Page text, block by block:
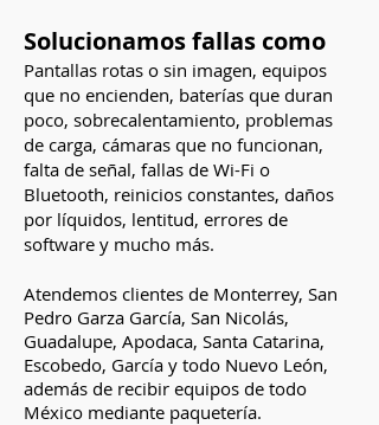
Solucionamos fallas como
Pantallas rotas o sin imagen, equipos
que no encienden, baterías que duran
poco, sobrecalentamiento, problemas
de carga, cámaras que no funcionan,
falta de señal, fallas de Wi-Fi o
Bluetooth, reinicios constantes, daños
por líquidos, lentitud, errores de
software y mucho más.
Atendemos clientes de Monterrey, San
Pedro Garza García, San Nicolás,
Guadalupe, Apodaca, Santa Catarina,
Escobedo, García y todo Nuevo León,
además de recibir equipos de todo
México mediante paquetería.